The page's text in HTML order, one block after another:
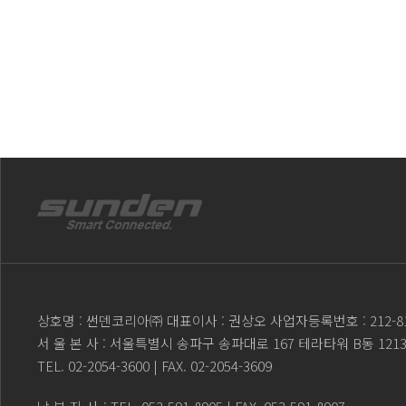
상호명 : 썬덴코리아㈜ 대표이사 : 권상오 사업자등록번호 : 212-
서 울 본 사 : 서울특별시 송파구 송파대로 167 테라타워 B동
TEL. 02-2054-3600 | FAX. 02-2054-3609